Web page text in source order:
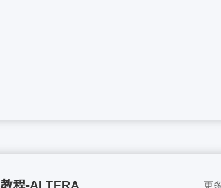
程-ALTERA 更